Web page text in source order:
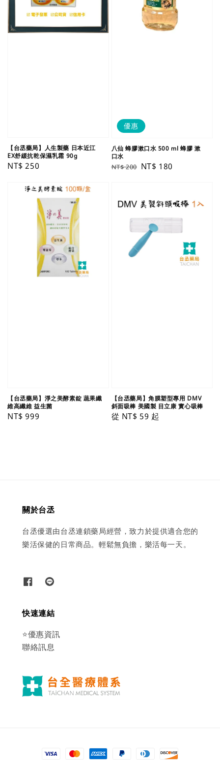
【台丞藥局】人生製藥 日本近江
EX舒緩抗乾保濕乳霜 90g
Regular
NT$ 250
優惠
八仙 蜂膠漱口水 500 ml 蜂膠 漱
口水
Regular
NT$ 200 Sale
NT$ 180
【台丞藥局】淨之美酵素錠 蔬果纖
維高纖維 益生菌
Regular
NT$ 999
【台丞藥局】角膜塑型專用 DMV
斜面吸棒 美國製 目立康 實心吸棒
Regular
從 NT$ 59 起
關於台丞
台丞優選由台丞連鎖藥局經營，致力於提供適合您的
樂活保健的日常商品。輕鬆無負擔，樂活每一天。
快速連結
⭐優惠資訊
聯絡訊息